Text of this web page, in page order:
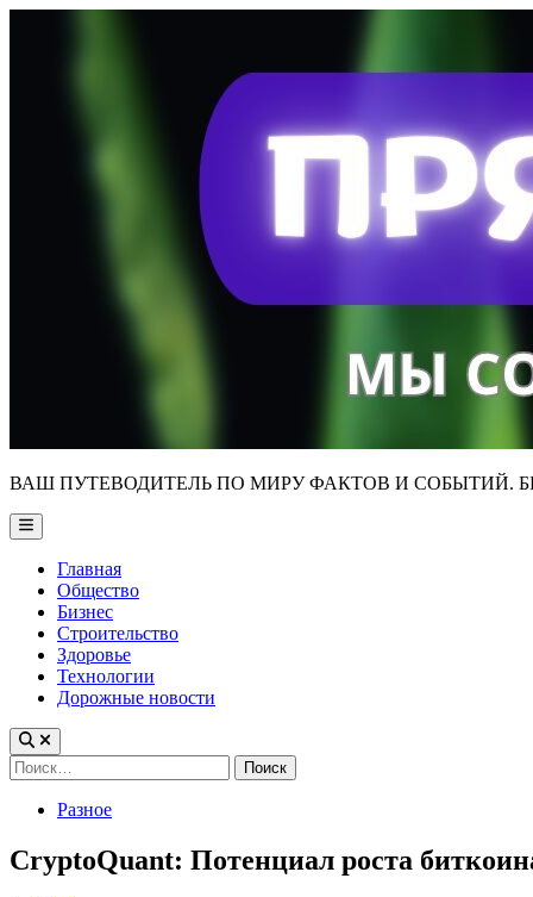
ВАШ ПУТЕВОДИТЕЛЬ ПО МИРУ ФАКТОВ И СОБЫТИЙ.
Main
Menu
Главная
Общество
Бизнес
Строительство
Здоровье
Технологии
Дорожные новости
Найти:
PostedРазное
CryptoQuant: Потенциал роста